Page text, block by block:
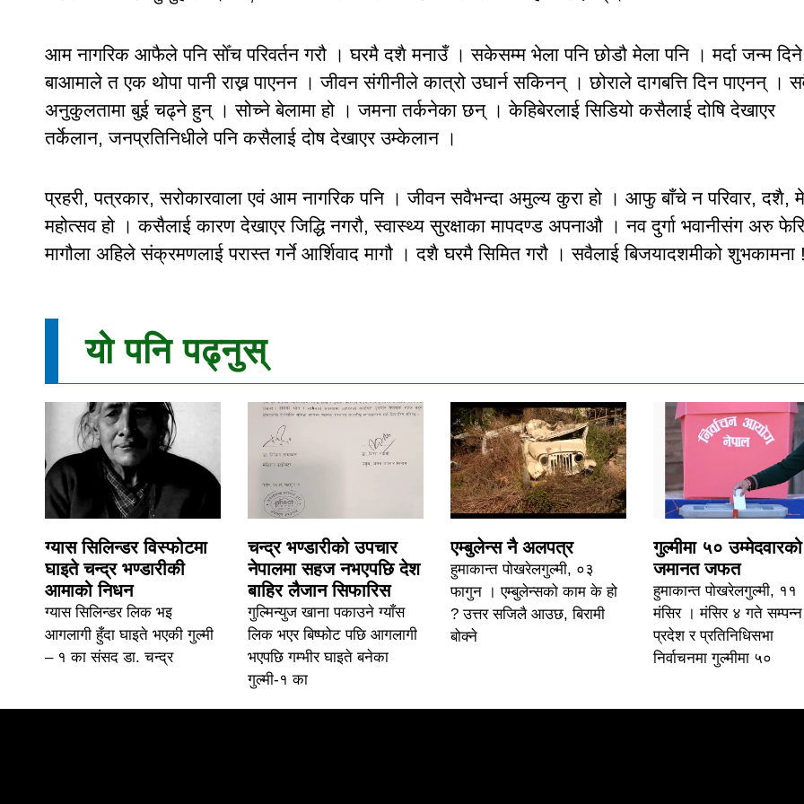
आम नागरिक आफैले पनि सोँच परिवर्तन गरौ । घरमै दशै मनाउँ । सकेसम्म भेला पनि छोडौ मेला पनि । मर्दा जन्म दिने
बाआमाले त एक थोपा पानी राख्न पाएनन । जीवन संगीनीले कात्रो उघार्न सकिनन् । छोराले दागबत्ति दिन पाएनन् ।
अनुकुलतामा बुई चढ्ने हुन् । सोच्ने बेलामा हो । जमना तर्कनेका छन् । केहिबेरलाई सिडियो कसैलाई दोषि देखाएर
तर्केलान, जनप्रतिनिधीले पनि कसैलाई दोष देखाएर उम्केलान ।
प्रहरी, पत्रकार, सरोकारवाला एवं आम नागरिक पनि । जीवन सवैभन्दा अमुल्य कुरा हो । आफु बाँचे न परिवार, दशै,
महोत्सव हो । कसैलाई कारण देखाएर जिद्धि नगरौ, स्वास्थ्य सुरक्षाका मापदण्ड अपनाऔ । नव दुर्गा भवानीसंग अरु फेरि
मागौला अहिले संक्रमणलाई परास्त गर्ने आर्शिवाद मागौ । दशै घरमै सिमित गरौ । सवैलाई बिजयादशमीको शुभकामना !
यो पनि पढ्नुस्
ग्यास सिलिन्डर विस्फोटमा
घाइते चन्द्र भण्डारीकी
आमाको निधन
ग्यास सिलिन्डर लिक भइ
आगलागी हुँदा घाइते भएकी गुल्मी
– १ का संसद डा. चन्द्र
चन्द्र भण्डारीको उपचार
नेपालमा सहज नभएपछि देश
बाहिर लैजान सिफारिस
गुल्मिन्युज खाना पकाउने ग्याँस
लिक भएर बिष्फोट पछि आगलागी
भएपछि गम्भीर घाइते बनेका
गुल्मी-१ का
एम्बुलेन्स नै अलपत्र
हुमाकान्त पोखरेलगुल्मी, ०३
फागुन । एम्बुलेन्सको काम के हो
? उत्तर सजिलै आउछ, बिरामी
बोक्ने
गुल्मीमा ५० उम्मेदवारको
जमानत जफत
हुमाकान्त पोखरेलगुल्मी, ११
मंसिर । मंसिर ४ गते सम्पन्न
प्रदेश र प्रतिनिधिसभा
निर्वाचनमा गुल्मीमा ५०